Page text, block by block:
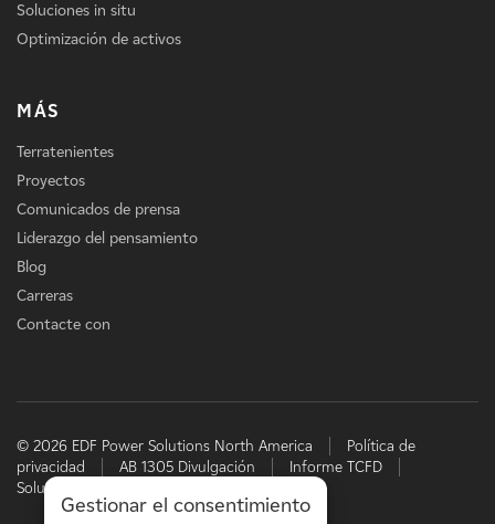
Soluciones in situ
Optimización de activos
MÁS
Terratenientes
Proyectos
Comunicados de prensa
Liderazgo del pensamiento
Blog
Carreras
Contacte con
© 2026 EDF Power Solutions North America
Política de
privacidad
AB 1305 Divulgación
Informe TCFD
Soluciones energéticas de EDF
Gestionar el consentimiento